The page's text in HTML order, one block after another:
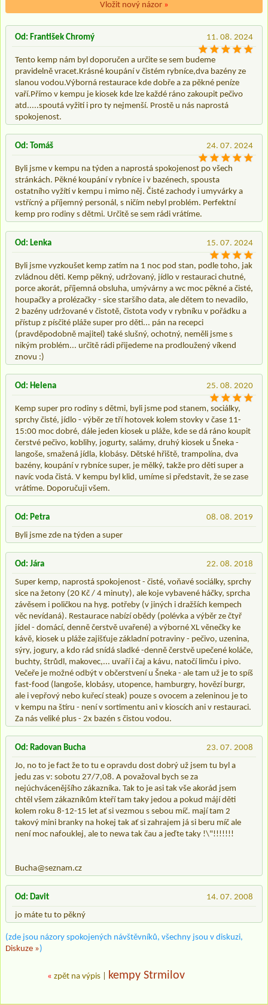
Vložit nový názor »
11. 08. 2024
Od: František Chromý
Tento kemp nám byl doporučen a určite se sem budeme
pravidelně vracet.Krásné koupání v čistém rybníce,dva bazény ze
slanou vodou.Výborná restaurace kde dobře a za pěkné peníze
vaří.Přímo v kempu je kiosek kde lze každé ráno zakoupit pečivo
atd.....spoutá vyžití i pro ty nejmenší. Prostě u nás naprostá
spokojenost.
24. 07. 2024
Od: Tomáš
Byli jsme v kempu na týden a naprostá spokojenost po všech
stránkách. Pěkné koupání v rybníce i v bazénech, spousta
ostatního vyžítí v kempu i mimo něj. Čisté zachody i umyvárky a
vstřícný a příjemný personál, s ničím nebyl problém. Perfektní
kemp pro rodiny s dětmi. Určitě se sem rádi vrátíme.
15. 07. 2024
Od: Lenka
Byli jsme vyzkoušet kemp zatím na 1 noc pod stan, podle toho, jak
zvládnou děti. Kemp pěkný, udržovaný, jídlo v restauraci chutné,
porce akorát, příjemná obsluha, umývárny a wc moc pěkné a čisté,
houpačky a prolézačky - sice staršího data, ale dětem to nevadilo,
2 bazény udržované v čistotě, čistota vody v rybníku v pořádku a
přístup z písčité pláže super pro děti... pán na recepci
(pravděpodobně majitel) také slušný, ochotný, neměli jsme s
nikým problém... určitě rádi přijedeme na prodloužený víkend
znovu :)
25. 08. 2020
Od: Helena
Kemp super pro rodiny s dětmi, byli jsme pod stanem, sociálky,
sprchy čisté, jídlo - výběr ze tří hotovek kolem stovky v čase 11-
15:00 moc dobré, dále jeden kiosek u pláže, kde se dá ráno koupit
čerstvé pečivo, koblihy, jogurty, salámy, druhý kiosek u Šneka -
langoše, smažená jídla, klobásy. Dětské hřiště, trampolína, dva
bazény, koupání v rybníce super, je mělký, takže pro děti super a
navíc voda čistá. V kempu byl klid, umíme si představit, že se zase
vrátíme. Doporučuji všem.
08. 08. 2019
Od: Petra
Byli jsme zde na týden a super
22. 08. 2018
Od: Jára
Super kemp, naprostá spokojenost - čisté, voňavé sociálky, sprchy
sice na žetony (20 Kč / 4 minuty), ale koje vybavené háčky, sprcha
závěsem i poličkou na hyg. potřeby (v jiných i dražších kempech
věc nevídaná). Restaurace nabízí obědy (polévka a výběr ze čtyř
jídel - domácí, denně čerstvě uvařené) a výborné XL věnečky ke
kávě, kiosek u pláže zajišťuje základní potraviny - pečivo, uzenina,
sýry, jogury, a kdo rád snídá sladké -denně čerstvě upečené koláče,
buchty, štrůdl, makovec,... uvaří i čaj a kávu, natočí limču i pivo.
Večeře je možné odbýt v občerstvení u Šneka - ale tam už je to spíš
fast-food (langoše, klobásy, utopence, hamburgry, hovězí burgr,
ale i vepřový nebo kuřecí steak) pouze s ovocem a zeleninou je to
v kempu na štíru - není v sortimentu ani v kioscích ani v restauraci.
Za nás veliké plus - 2x bazén s čistou vodou.
23. 07. 2008
Od: Radovan Bucha
Jo, no to je fact že to tu e opravdu dost dobrý už jsem tu byl a
jedu zas v: sobotu 27/7,08. A považoval bych se za
nejúchvácenějšího zákazníka. Tak to je asi tak vše akorád jsem
chtěl všem zákazníkům kteří tam taky jedou a pokud májí děti
kolem roku 8-12-15 let ať si vezmou s sebou míč. mají tam 2
takový mini branky na hokej tak ať si zahrajem já si beru míč ale
není moc nafouklej, ale to newa tak čau a jeďte taky !\"!!!!!!!
Bucha@seznam.cz
14. 07. 2008
Od: Davit
jo máte tu to pěkný
(zde jsou názory spokojených návštěvníků, všechny jsou v diskuzi,
Diskuze »)
« zpět na výpis kempy Strmilov